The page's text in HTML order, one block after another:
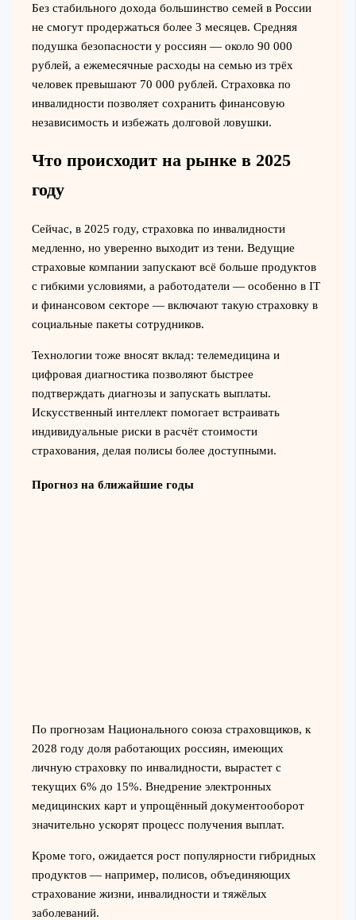
Без стабильного дохода большинство семей в России
не смогут продержаться более 3 месяцев. Средняя
подушка безопасности у россиян — около 90 000
рублей, а ежемесячные расходы на семью из трёх
человек превышают 70 000 рублей. Страховка по
инвалидности позволяет сохранить финансовую
независимость и избежать долговой ловушки.
Что происходит на рынке в 2025
году
Сейчас, в 2025 году, страховка по инвалидности
медленно, но уверенно выходит из тени. Ведущие
страховые компании запускают всё больше продуктов
с гибкими условиями, а работодатели — особенно в IT
и финансовом секторе — включают такую страховку в
социальные пакеты сотрудников.
Технологии тоже вносят вклад: телемедицина и
цифровая диагностика позволяют быстрее
подтверждать диагнозы и запускать выплаты.
Искусственный интеллект помогает встраивать
индивидуальные риски в расчёт стоимости
страхования, делая полисы более доступными.
Прогноз на ближайшие годы
По прогнозам Национального союза страховщиков, к
2028 году доля работающих россиян, имеющих
личную страховку по инвалидности, вырастет с
текущих 6% до 15%. Внедрение электронных
медицинских карт и упрощённый документооборот
значительно ускорят процесс получения выплат.
Кроме того, ожидается рост популярности гибридных
продуктов — например, полисов, объединяющих
страхование жизни, инвалидности и тяжёлых
заболеваний.